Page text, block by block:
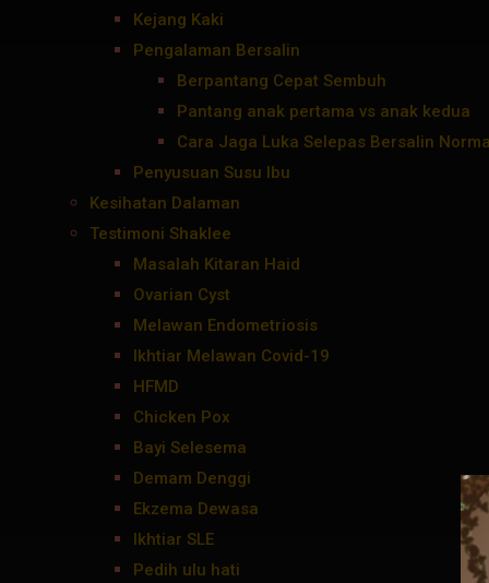
Kejang Kaki
Pengalaman Bersalin
Berpantang Cepat Sembuh
Pantang anak pertama vs anak kedua
Cara Jaga Luka Selepas Bersalin
Penyusuan Susu Ibu
Kesihatan Dalaman
Testimoni Shaklee
Masalah Kitaran Haid
Ovarian Cyst
Melawan Endometriosis
Ikhtiar Melawan Covid-19
HFMD
Chicken Pox
Bayi Selesema
Demam Denggi
Ekzema Dewasa
Ikhtiar SLE
Pedih ulu hati